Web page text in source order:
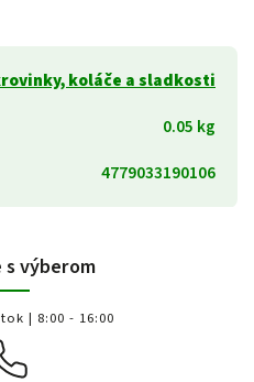
koláče a sladkosti
0.05 kg
4779033190106
s výberom
| 8:00 - 16:00